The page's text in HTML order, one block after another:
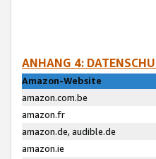
ANHANG 4:
Amazon-Website
amazon.com.be
amazon.fr
amazon.de, audible.de
amazon.ie